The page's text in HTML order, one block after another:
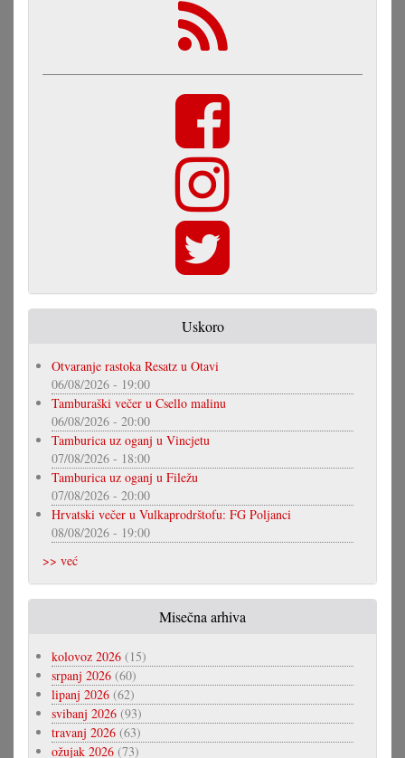
Uskoro
Otvaranje rastoka Resatz u Otavi
06/08/2026 - 19:00
Tamburaški večer u Csello malinu
06/08/2026 - 20:00
Tamburica uz oganj u Vincjetu
07/08/2026 - 18:00
Tamburica uz oganj u Filežu
07/08/2026 - 20:00
Hrvatski večer u Vulkaprodrštofu: FG Poljanci
08/08/2026 - 19:00
>> već
Misečna arhiva
kolovoz 2026 (15)
srpanj 2026 (60)
lipanj 2026 (62)
svibanj 2026 (93)
travanj 2026 (63)
ožujak 2026 (73)